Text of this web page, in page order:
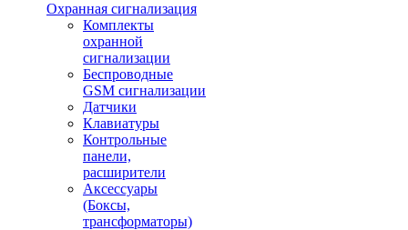
Охранная сигнализация
Комплекты
охранной
сигнализации
Беспроводные
GSM сигнализации
Датчики
Клавиатуры
Контрольные
панели,
расширители
Аксессуары
(Боксы,
трансформаторы)